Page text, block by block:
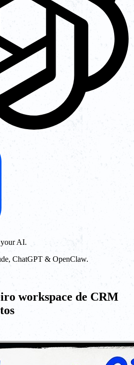
AI.
ChatGPT & OpenClaw.
workspace de CRM